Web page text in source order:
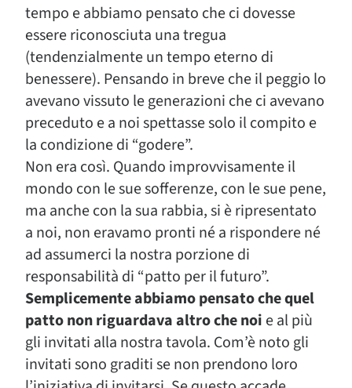
tempo e abbiamo pensato che ci dovesse
essere riconosciuta una tregua
(tendenzialmente un tempo eterno di
benessere). Pensando in breve che il peggio lo
avevano vissuto le generazioni che ci avevano
preceduto e a noi spettasse solo il compito e
la condizione di “godere”.
Non era così. Quando improvvisamente il
mondo con le sue sofferenze, con le sue pene,
ma anche con la sua rabbia, si è ripresentato
a noi, non eravamo pronti né a rispondere né
ad assumerci la nostra porzione di
responsabilità di “patto per il futuro”.
Semplicemente abbiamo pensato che quel
patto non riguardava altro che noi e al più
gli invitati alla nostra tavola. Com’è noto gli
invitati sono graditi se non prendono loro